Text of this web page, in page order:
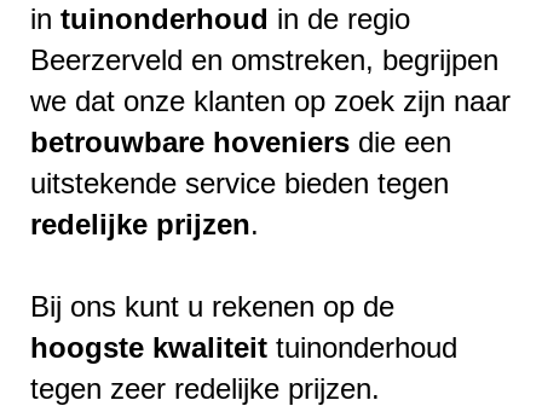
in tuinonderhoud in de regio
Beerzerveld en omstreken, begrijpen
we dat onze klanten op zoek zijn naar
betrouwbare hoveniers die een
uitstekende service bieden tegen
redelijke prijzen.
Bij ons kunt u rekenen op de
hoogste kwaliteit tuinonderhoud
tegen zeer redelijke prijzen.